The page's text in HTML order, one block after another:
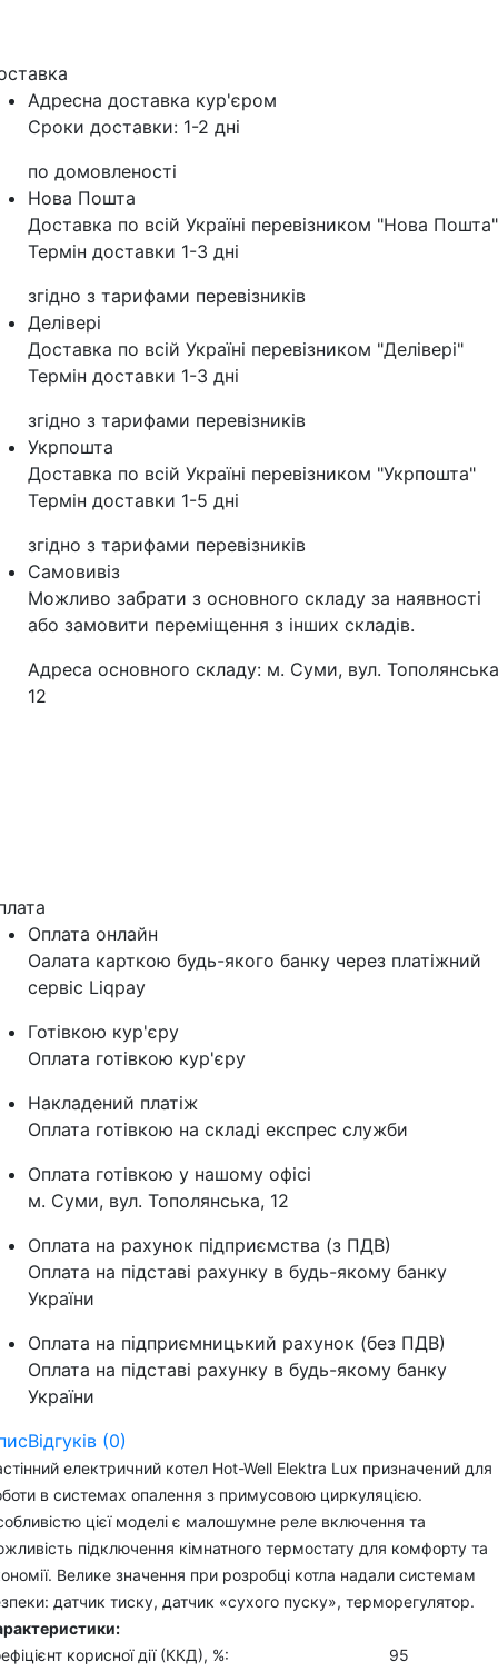
Адресна доставка кур'‎єром
Сроки доставки: 1-2 дні
по домовленості
Нова Пошта
Доставка по всій Україні перевізником "Нова Пошта"
Термін доставки 1-3 дні
згідно з тарифами перевізників
Делівері
Доставка по всій Україні перевізником "Делівері"
Термін доставки 1-3 дні
згідно з тарифами перевізників
Укрпошта
Доставка по всій Україні перевізником "Укрпошта"
Термін доставки 1-5 дні
згідно з тарифами перевізників
Самовивіз
Можливо забрати з основного складу за наявності
або замовити переміщення з інших складів.
Адреса основного складу: м. Суми, вул.
12
Оплата онлайн
Оалата карткою будь-якого банку через платіжний
сервіс Liqpay
Готівкою кур'єру
Оплата готівкою кур'єру
Накладений платіж
Оплата готівкою на складі експрес служби
Оплата готівкою у нашому офісі
м. Суми, вул. Тополянська, 12
Оплата на рахунок підприємства (з ПДВ)
Оплата на підставі рахунку в будь-якому банку
України
Оплата на підприємницький рахунок (без ПДВ)
Оплата на підставі рахунку в будь-якому банку
України
Відгуків (0)
електричний котел Hot-Well Elektra Lux призначений для
в системах опалення з примусовою циркуляцією.
цієї моделі є малошумне реле включення та
підключення кімнатного термостату для комфорту та
Велике значення при розробці котла надали системам
датчик тиску, датчик «сухого пуску», терморегулятор.
корисної дії (ККД), %: 95